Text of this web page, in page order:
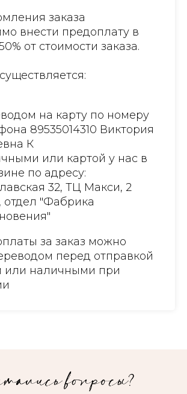
заказа
внести предоплату в
от стоимости заказа.
на карту по номеру
89535014310 Виктория
К
или картой у нас в
по адресу:
32, ТЦ Макси, 2
отдел "Фабрика
за заказ можно
перед отправкой
или наличными при